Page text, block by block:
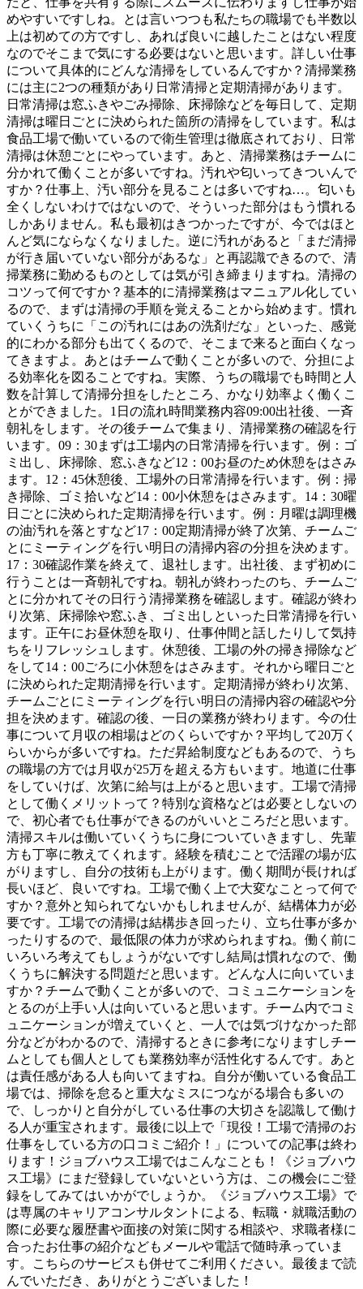
めやすいですしね。とは言いつつも私たちの職場でも半数以
上は初めての方ですし、あれば良いに越したことはない程度
なのでそこまで気にする必要はないと思います。詳しい仕事
について具体的にどんな清掃をしているんですか？清掃業務
には主に2つの種類があり日常清掃と定期清掃があります。
日常清掃は窓ふきやごみ掃除、床掃除などを毎日して、定期
清掃は曜日ごとに決められた箇所の清掃をしています。私は
食品工場で働いているので衛生管理は徹底されており、日常
清掃は休憩ごとにやっています。あと、清掃業務はチームに
分かれて働くことが多いですね。汚れや匂いってきついんで
すか？仕事上、汚い部分を見ることは多いですね…。匂いも
全くしないわけではないので、そういった部分はもう慣れる
しかありません。私も最初はきつかったですが、今ではほと
んど気にならなくなりました。逆に汚れがあると「まだ清掃
が行き届いていない部分があるな」と再認識できるので、清
掃業務に勤めるものとしては気が引き締まりますね。清掃の
コツって何ですか？基本的に清掃業務はマニュアル化してい
るので、まずは清掃の手順を覚えることから始めます。慣れ
ていくうちに「この汚れにはあの洗剤だな」といった、感覚
的にわかる部分も出てくるので、そこまで来ると面白くなっ
てきますよ。あとはチームで動くことが多いので、分担によ
る効率化を図ることですね。実際、うちの職場でも時間と人
数を計算して清掃分担をしたところ、かなり効率よく働くこ
とができました。1日の流れ時間業務内容09:00出社後、一斉
朝礼をします。その後チームで集まり、清掃業務の確認を行
います。09：30まずは工場内の日常清掃を行います。例：ゴ
ミ出し、床掃除、窓ふきなど12：00お昼のため休憩をはさみ
ます。12：45休憩後、工場外の日常清掃を行います。例：掃
き掃除、ゴミ拾いなど14：00小休憩をはさみます。14：30曜
日ごとに決められた定期清掃を行います。例：月曜は調理機
の油汚れを落とすなど17：00定期清掃が終了次第、チームご
とにミーティングを行い明日の清掃内容の分担を決めます。
17：30確認作業を終えて、退社します。出社後、まず初めに
行うことは一斉朝礼ですね。朝礼が終わったのち、チームご
とに分かれてその日行う清掃業務を確認します。確認が終わ
り次第、床掃除や窓ふき、ゴミ出しといった日常清掃を行い
ます。正午にお昼休憩を取り、仕事仲間と話したりして気持
ちをリフレッシュします。休憩後、工場の外の掃き掃除など
をして14：00ごろに小休憩をはさみます。それから曜日ごと
に決められた定期清掃を行います。定期清掃が終わり次第、
チームごとにミーティングを行い明日の清掃内容の確認や分
担を決めます。確認の後、一日の業務が終わります。今の仕
事について月収の相場はどのくらいですか？平均して20万く
らいからが多いですね。ただ昇給制度などもあるので、うち
の職場の方では月収が25万を超える方もいます。地道に仕事
をしていけば、次第に給与は上がると思います。工場で清掃
として働くメリットって？特別な資格などは必要としないの
で、初心者でも仕事ができるのがいいところだと思います。
清掃スキルは働いていくうちに身についていきますし、先輩
方も丁寧に教えてくれます。経験を積むことで活躍の場が広
がりますし、自分の技術も上がります。働く期間が長ければ
長いほど、良いですね。工場で働く上で大変なことって何で
すか？意外と知られてないかもしれませんが、結構体力が必
要です。工場での清掃は結構歩き回ったり、立ち仕事が多か
ったりするので、最低限の体力が求められますね。働く前に
いろいろ考えてもしょうがないですし結局は慣れなので、働
くうちに解決する問題だと思います。どんな人に向いていま
すか？チームで動くことが多いので、コミュニケーションを
とるのが上手い人は向いていると思います。チーム内でコミ
ュニケーションが増えていくと、一人では気づけなかった部
分などがわかるので、清掃するときに参考になりますしチー
ムとしても個人としても業務効率が活性化するんです。あと
は責任感がある人も向いてますね。自分が働いている食品工
場では、掃除を怠ると重大なミスにつながる場合も多いの
で、しっかりと自分がしている仕事の大切さを認識して働け
る人が重宝されます。最後に以上で「現役！工場で清掃のお
仕事をしている方の口コミご紹介！」についての記事は終わ
ります！ジョブハウス工場ではこんなことも！《ジョブハウ
ス工場》にまだ登録していないという方は、この機会にご登
録をしてみてはいかがでしょうか。《ジョブハウス工場》で
は専属のキャリアコンサルタントによる、転職・就職活動の
際に必要な履歴書や面接の対策に関する相談や、求職者様に
合ったお仕事の紹介などもメールや電話で随時承っていま
す。こちらのサービスも併せてご利用ください。最後まで読
んでいただき、ありがとうございました！